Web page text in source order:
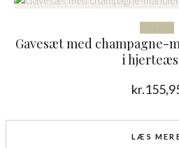
Udsolgt
Gavesæt med champagne-
i
kr.
LÆS